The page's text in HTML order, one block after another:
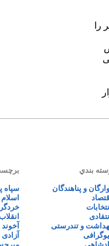
بندي
آوارگان و پناهندگان
اقتصاد
انتخابات
انتقادی
و تندرستی
سپاه
اسلام
آخوند
آزادی